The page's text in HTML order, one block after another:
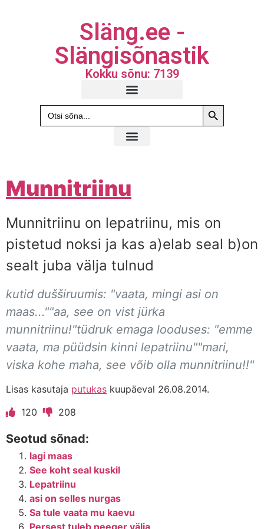
Släng.ee -
Slängisõnastik
Kokku sõnu: 7139
Search
for:
Search
Munnitriinu
Munnitriinu on lepatriinu, mis on
pistetud noksi ja kas a)elab seal b)on
sealt juba välja tulnud
kutid dušširuumis: "vaata, mingi asi on
maas...""aa, see on vist jürka
munnitriinu!"tüdruk emaga looduses: "emme
vaata, ma püüdsin kinni lepatriinu""mari,
viska kohe maha, see võib olla munnitriinu!!"
Lisas kasutaja putukas kuupäeval 26.08.2014.
120
208
Seotud sõnad:
lagi maas
See koht seal kuskil
Lepatriinu
asi on selles nurgas
Sa tule vaata mu kaevu
Persest tuleb neeger välja